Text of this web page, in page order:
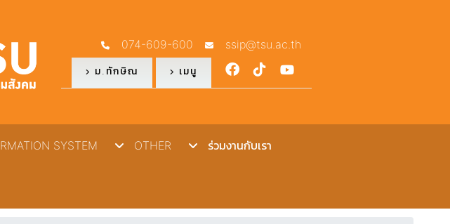
074-609-600 ssip@tsu.ac.th
ม.ทักษิณ เมนู
SYSTEM OTHER ร่วมงานกับเรา